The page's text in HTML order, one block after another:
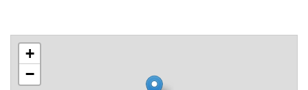
+
−